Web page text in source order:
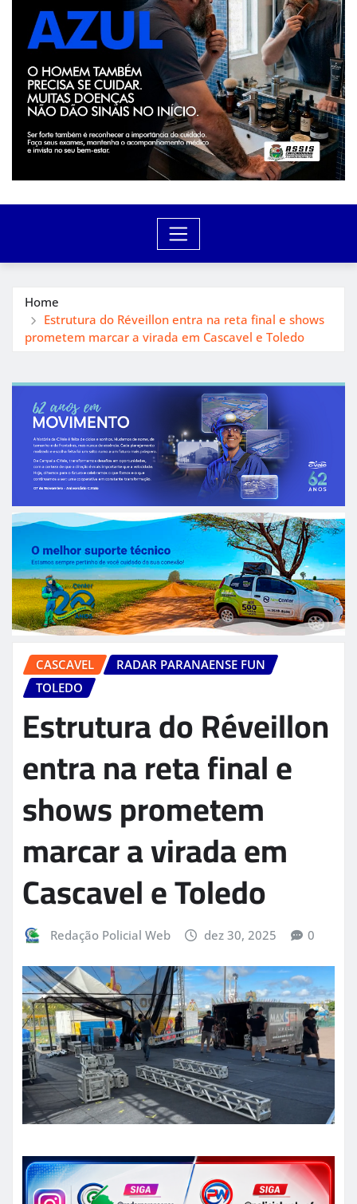
Home
Estrutura do Réveillon entra na reta final e shows
prometem marcar a virada em Cascavel e Toledo
CASCAVEL
RADAR PARANAENSE FUN
TOLEDO
Estrutura do Réveillon
entra na reta final e
shows prometem
marcar a virada em
Cascavel e Toledo
Redação Policial Web dez 30, 2025 0